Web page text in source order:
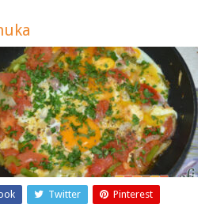
Twitter Pinterest